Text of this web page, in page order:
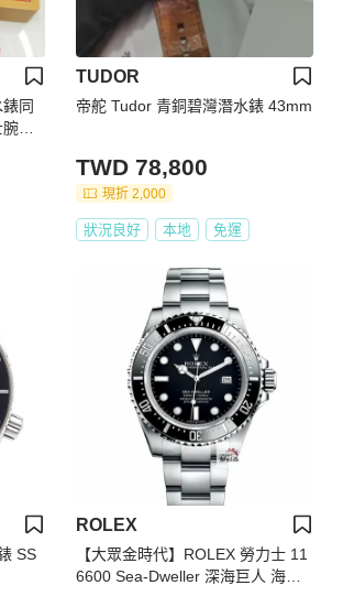
同
錶
TUDOR
帝舵 Tudor 青銅碧灣潛水錶 43mm
TWD 78,800
現折 2,000
狀況良好 本地 免運
SS
ROLEX
【大眾金時代】ROLEX 勞力士 11
6600 Sea-Dweller 深海巨人 海使